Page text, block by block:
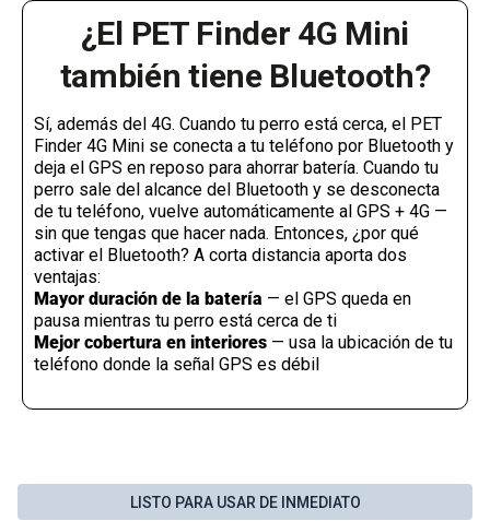
¿El PET Finder 4G Mini
también tiene Bluetooth?
Sí, además del 4G. Cuando tu perro está cerca, el PET
Finder 4G Mini se conecta a tu teléfono por Bluetooth y
deja el GPS en reposo para ahorrar batería. Cuando tu
perro sale del alcance del Bluetooth y se desconecta
de tu teléfono, vuelve automáticamente al GPS + 4G —
sin que tengas que hacer nada. Entonces, ¿por qué
activar el Bluetooth? A corta distancia aporta dos
ventajas:
Mayor duración de la batería — el GPS queda en
pausa mientras tu perro está cerca de ti
Mejor cobertura en interiores — usa la ubicación de tu
teléfono donde la señal GPS es débil
LISTO PARA USAR DE INMEDIATO